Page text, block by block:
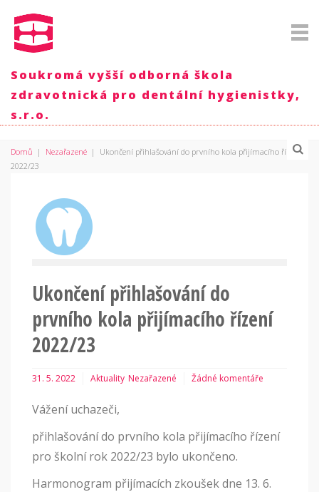
Soukromá vyšší odborná škola
zdravotnická pro dentální hygienistky,
s.r.o.
Domů | Nezařazené | Ukončení přihlašování do prvního kola přijímacího řízení
2022/23
Ukončení přihlašování do
prvního kola přijímacího řízení
2022/23
31. 5. 2022 Aktuality Nezařazené Žádné komentáře
Vážení uchazeči,
přihlašování do prvního kola přijímacího řízení
pro školní rok 2022/23 bylo ukončeno.
Harmonogram přijímacích zkoušek dne 13. 6.